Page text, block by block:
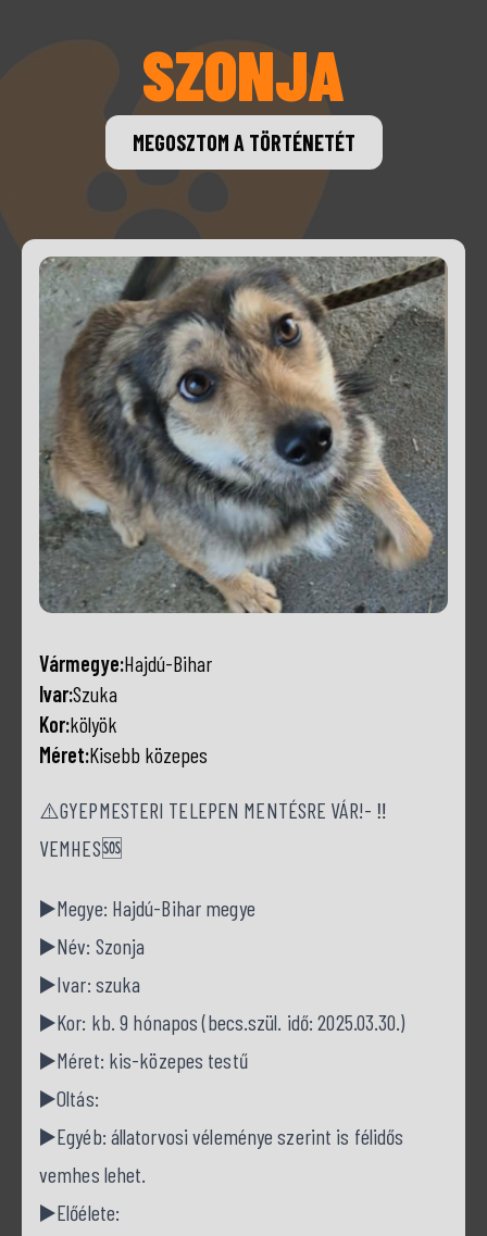
MEGOSZTOM A TÖRTÉNETÉT
SZONJA
Vármegye:Hajdú-Bihar
Ivar:Szuka
Kor:kölyök
Méret:Kisebb közepes
⚠️GYEPMESTERI TELEPEN MENTÉSRE VÁR!- ‼️
VEMHES🆘
▶️Megye: Hajdú-Bihar megye
▶️Név: Szonja
▶️Ivar: szuka
▶️Kor: kb. 9 hónapos (becs.szül. idő: 2025.03.30.)
▶️Méret: kis-közepes testű
▶️Oltás:
▶️Egyéb: állatorvosi véleménye szerint is félidős
vemhes lehet.
▶️Előélete: